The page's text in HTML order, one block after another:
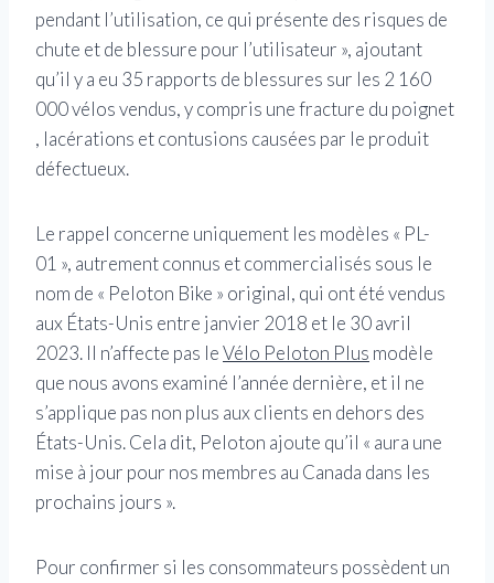
pendant l’utilisation, ce qui présente des risques de
chute et de blessure pour l’utilisateur », ajoutant
qu’il y a eu 35 rapports de blessures sur les 2 160
000 vélos vendus, y compris une fracture du poignet
, lacérations et contusions causées par le produit
défectueux.
Le rappel concerne uniquement les modèles « PL-
01 », autrement connus et commercialisés sous le
nom de « Peloton Bike » original, qui ont été vendus
aux États-Unis entre janvier 2018 et le 30 avril
2023. Il n’affecte pas leVélo Peloton Plus modèle
que nous avons examiné l’année dernière, et il ne
s’applique pas non plus aux clients en dehors des
États-Unis. Cela dit, Peloton ajoute qu’il « aura une
mise à jour pour nos membres au Canada dans les
prochains jours ».
Pour confirmer si les consommateurs possèdent un